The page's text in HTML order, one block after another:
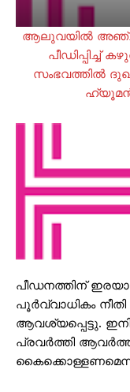
ആലുവയിൽ
പീഡിപ്പിച്ച്
സംഭവത്തിൽ
പീഡനത്തിന്
പൂർവ്വാധികം
ആവശ്യപ്പെട്ടു.
പ്രവർത്തി